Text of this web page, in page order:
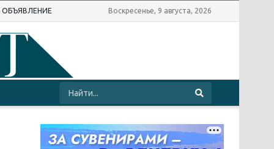
ОБЪЯВЛЕНИЕ Воскресенье, 9 августа, 2026